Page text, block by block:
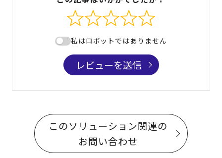
私はロボットではありません
レビューを送信
このソリューション関連の
お問い合わせ